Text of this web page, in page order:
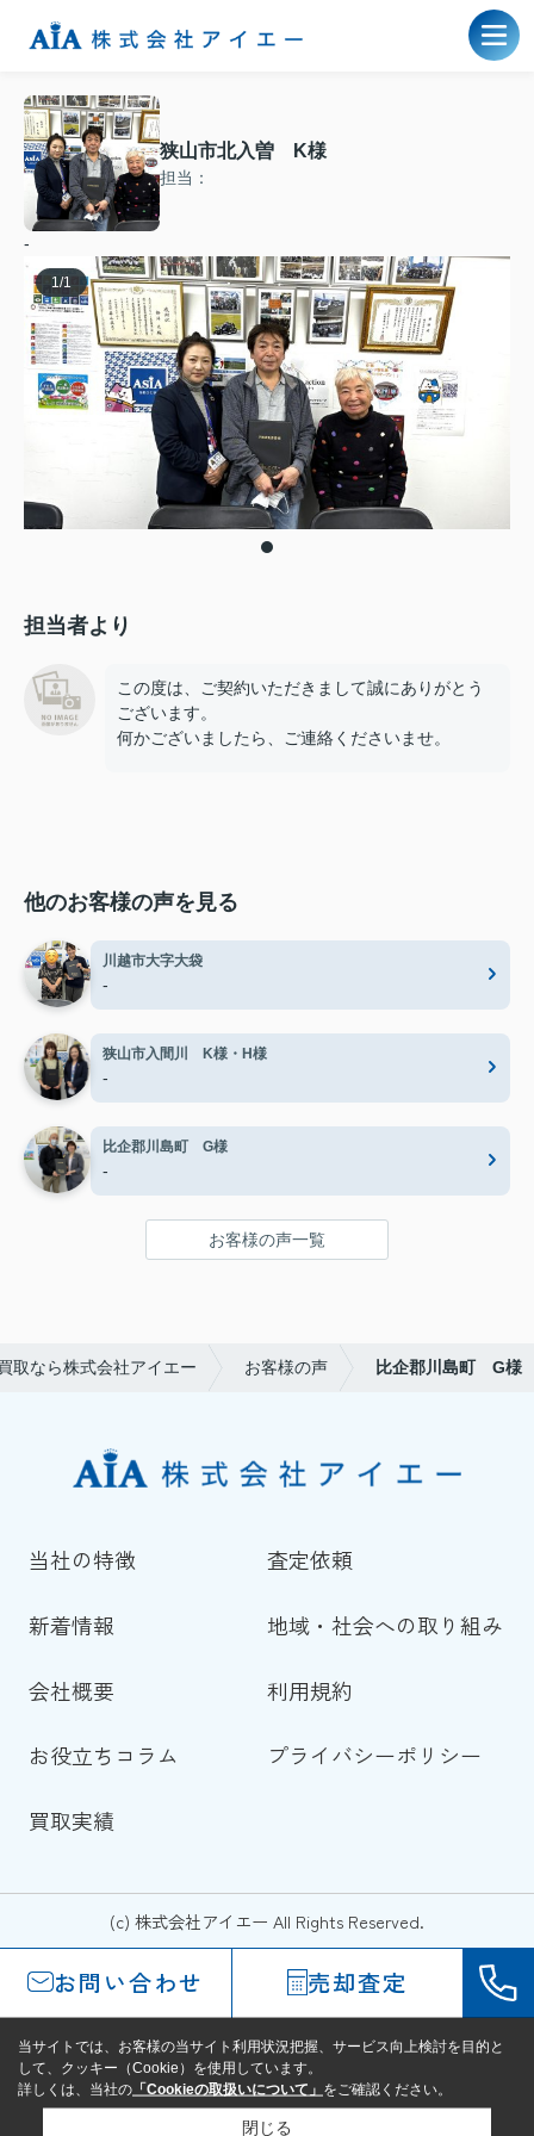
狭山市北入曽 K様
担当：
-
1 /1
担当者より
この度は、ご契約いただきまして誠にありがとう
ございます。
何かございましたら、ご連絡くださいませ。
他のお客様の声を見る
川越市大字大袋
-
狭山市入間川 K様・H様
-
比企郡川島町 G様
-
お客様の声一覧
取なら株式会社アイエー お客様の声 比企郡川島町 G様
当社の特徴 査定依頼
新着情報 地域・社会への取り組み
会社概要 利用規約
お役立ちコラム プライバシーポリシー
買取実績
(c) 株式会社アイエー All Rights Reserved.
お問い合わせ 売却査定
当サイトでは、お客様の当サイト利用状況把握、サービス向上検討を目的と
して、クッキー（Cookie）を使用しています。
詳しくは、当社の 「Cookieの取扱いについて」 をご確認ください。
閉じる